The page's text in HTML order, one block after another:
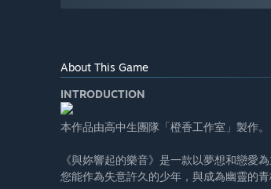
About This Game
INTRODUCTION
本作品由高中生團隊「橙香工作室」製作。
《與妳響起的樂音》是一款以夢想和戀愛
您能作為失意許久的少年，與成為幽靈的